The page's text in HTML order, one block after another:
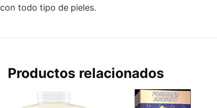
con todo tipo de pieles.
Productos relacionados